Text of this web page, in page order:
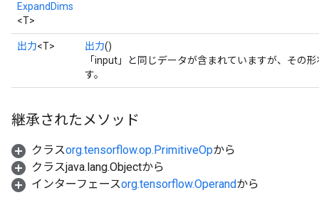
ExpandDims
<T>
出力<T> 出力()
「input」と同じデータが含まれていますが、その
す。
継承されたメソッド
クラスorg.tensorflow.op.PrimitiveOpから
クラスjava.lang.Objectから
インターフェースorg.tensorflow.Operandから